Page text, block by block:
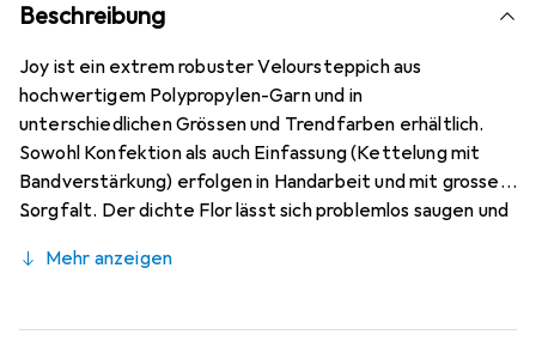
Beschreibung
Joy ist ein extrem robuster Veloursteppich aus
hochwertigem Polypropylen-Garn und in
unterschiedlichen Grössen und Trendfarben erhältlich.
Sowohl Konfektion als auch Einfassung (Kettelung mit
Bandverstärkung) erfolgen in Handarbeit und mit grosser
Sorgfalt. Der dichte Flor lässt sich problemlos saugen und
schadstoffgeprüft durch die Gemeinschaft
Mehr anzeigen